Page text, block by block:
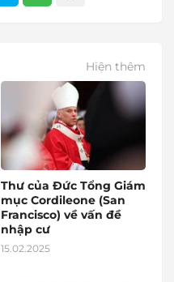
Hiện thêm
Thư của Đức Tổng Giám
mục Cordileone (San
Francisco) về vấn đề
nhập cư
15.02.2025